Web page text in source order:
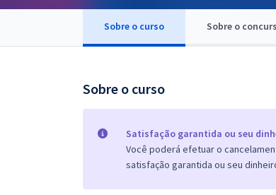
Questões grátis
Sobre o curso Sobre o
Sobre o curso
Satisfação garantida ou seu
Você poderá efetuar o
satisfação garantida ou seu